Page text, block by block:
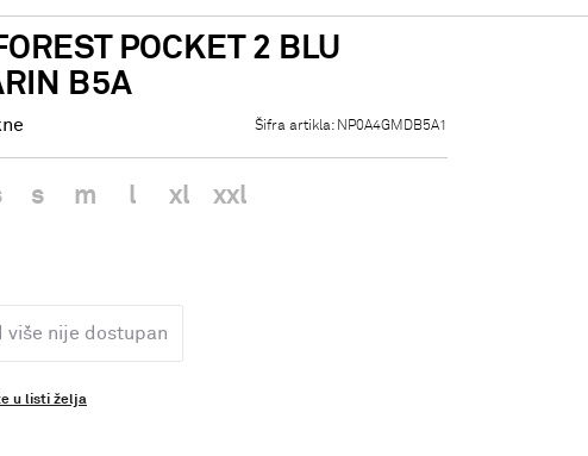
POCKET 2 BLU
B5A
Šifra artikla: NP0A4GMDB5A1
s m l xl xxl
više nije dostupan
u listi želja